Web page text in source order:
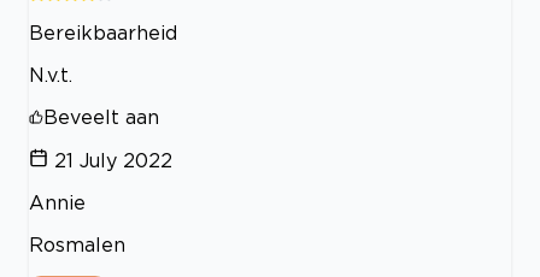
Bereikbaarheid
N.v.t.
Beveelt aan
21 July 2022
Annie
Rosmalen